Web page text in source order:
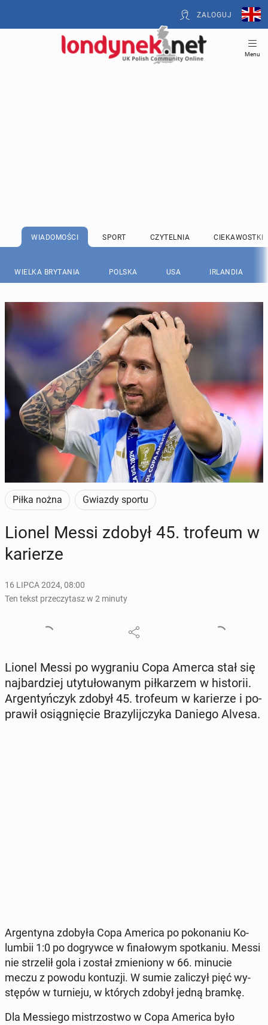
ZALOGUJ
Menu
WIADOMOŚCI SPORT CZYTELNIA CIEKAWOSTKI
WIELKA BRYTANIA POLSKA USA IRLANDIA
Piłka nożna Gwiazdy sportu
Lionel Messi zdobył 45. trofeum w
ka­rie­rze
16 LIPCA 2024, 08:00
Ten tekst przeczytasz w 2 minuty
Lionel Messi po wy­gra­niu Copa Amerca stał się
naj­bar­dziej uty­tu­ło­wa­nym pił­ka­rzem w hi­sto­rii.
Ar­gen­tyń­czyk zdobył 45. trofeum w ka­rie­rze i po­
pra­wił osią­gnię­cie Bra­zy­lij­czy­ka Daniego Alvesa.
Ar­gen­ty­na zdobyła Copa America po po­ko­na­niu Ko­
lum­bii 1:0 po do­gryw­ce w fi­na­ło­wym spo­tka­niu. Messi
nie strze­lił gola i został zmie­nio­ny w 66. minucie
meczu z powodu kon­tu­zji. W sumie za­li­czył pięć wy­
stę­pów w tur­nie­ju, w których zdobył jedną bramkę.
Dla Mes­sie­go mi­strzo­stwo w Copa America było